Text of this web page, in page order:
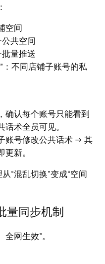
空间
共空间
量推送
：不同店铺子账号的私
确认每个账号只能看到
术全员可见。
账号修改公共话术 → 其
新。
“混乱切换”变成“空间
量同步机制
网生效”。